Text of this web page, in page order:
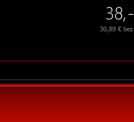
30,89 €